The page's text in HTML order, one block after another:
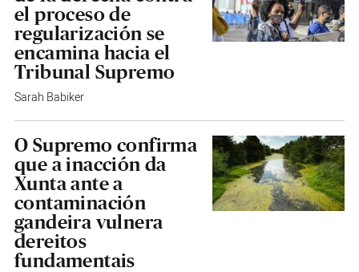
el proceso de
regularización se
encamina hacia el
Tribunal Supremo
Sarah Babiker
O Supremo confirma
que a inacción da
Xunta ante a
contaminación
gandeira vulnera
dereitos
fundamentais